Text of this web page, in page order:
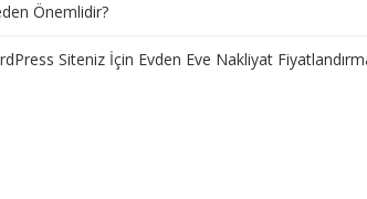
Önemlidir?
Siteniz İçin Evden Eve Nakliyat